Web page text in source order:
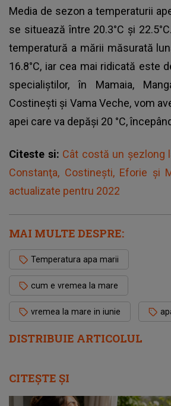
DISTRIBUIE ARTICOLUL
Media de sezon a temperaturii
se situează între 20.3°C și
temperatură a mării măsurată
16.8°C, iar cea mai ridicată este
specialiştilor, în Mamaia,
Costineşti şi Vama Veche, vom
apei care va depăşi 20 °C,
Citeste si: Cât costă un şezlong
Constanţa, Costineşti, Eforie şi
actualizate pentru 2022
MAI MULTE DESPRE:
Temperatura apa marii
cum e vremea la mare
vremea la mare in iunie
CITEȘTE ȘI